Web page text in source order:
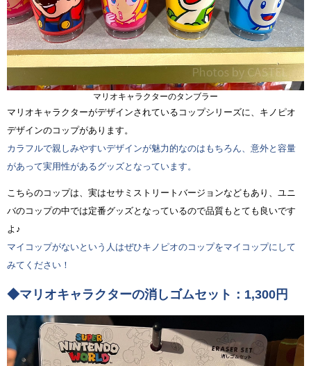
マリオキャラクターのタンブラー
マリオキャラクターがデザインされているコップシリーズに、キノピオ
デザインのコップがあります。
カラフルで親しみやすいデザインが魅力的なのはもちろん、意外と容量
があって実用性があるグッズとなっています。
こちらのコップは、実はセサミストリートバージョンなどもあり、ユニ
バのコップの中では定番グッズとなっているので品質もとても良いです
よ♪
マイコップがないという人はぜひキノピオのコップをマイコップにして
みてください！
◆マリオキャラクターの消しゴムセット：1,300円